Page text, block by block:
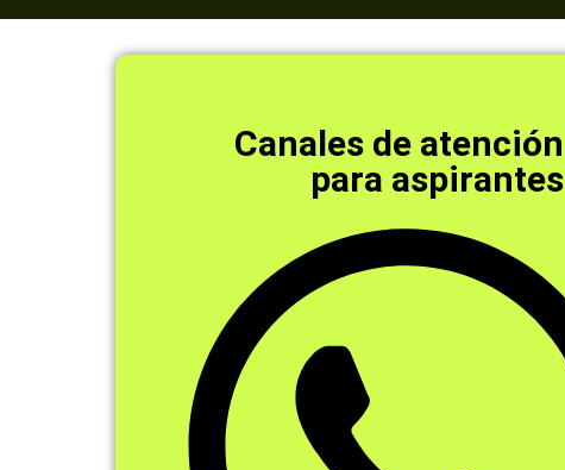
Canales de atención
para aspirantes